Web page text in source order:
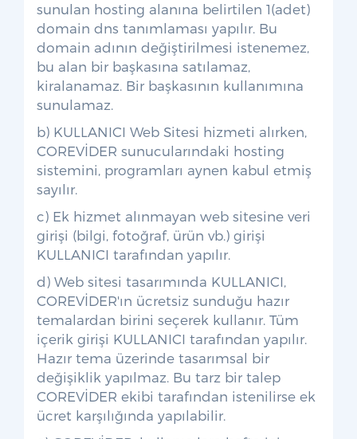
sunulan hosting alanına belirtilen 1(adet)
domain dns tanımlaması yapılır. Bu
domain adının değiştirilmesi istenemez,
bu alan bir başkasına satılamaz,
kiralanamaz. Bir başkasının kullanımına
sunulamaz.
b) KULLANICI Web Sitesi hizmeti alırken,
COREVİDER sunucularındaki hosting
sistemini, programları aynen kabul etmiş
sayılır.
c) Ek hizmet alınmayan web sitesine veri
girişi (bilgi, fotoğraf, ürün vb.) girişi
KULLANICI tarafından yapılır.
d) Web sitesi tasarımında KULLANICI,
COREVİDER'ın ücretsiz sunduğu hazır
temalardan birini seçerek kullanır. Tüm
içerik girişi KULLANICI tarafından yapılır.
Hazır tema üzerinde tasarımsal bir
değişiklik yapılmaz. Bu tarz bir talep
COREVİDER ekibi tarafından istenilirse ek
ücret karşılığında yapılabilir.